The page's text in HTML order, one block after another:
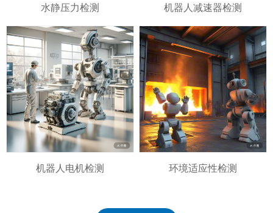
水静压力检测 机器人减速器检测
机器人电机检测 环境适应性检测